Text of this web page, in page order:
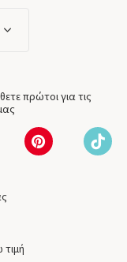
πρώτοι για τις